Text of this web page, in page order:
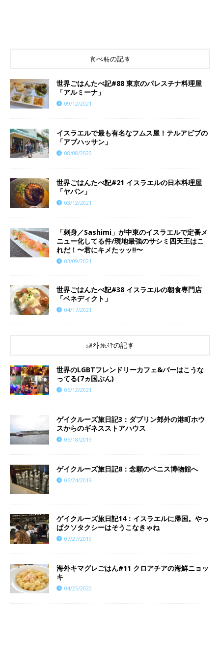
食べ物の記事
世界ごはんたべ記#88 東京のパレスチナ料理屋
「アルミーナ」
09/12/2021
イスラエルで最も有名なフムス屋！テルアビブの
「アブハッサン」
08/08/2020
世界ごはんたべ記#21 イスラエルの日本料理屋
「ヤパン」
03/12/2021
「刺身／Sashimi」が中東のイスラエルで定番メ
ニュー化してる件/現地最強のサシミ四天王はこ
れだ！〜君にキメたッッ!!〜
03/09/2021
世界ごはんたべ記#38 イスラエルの朝食専門店
「ベネディクト」
04/17/2021
海外旅行の記事
世界のLGBTフレンドリーカフェ&バーはこうな
ってる(7ヵ国ぶん)
06/12/2021
ゲイクルーズ旅日記3：ダブリン郊外の港町ホウ
スからのギネスストアハウス
05/18/2019
ゲイクルーズ旅日記8：念願のペニス博物館へ
05/24/2019
ゲイクルーズ旅日記14：イスラエルに帰国。やっ
ぱクソタクシーはそうこなきゃね
07/27/2019
海外キマグレごはん#11 クロアチアの海鮮ニョッ
キ
04/25/2020